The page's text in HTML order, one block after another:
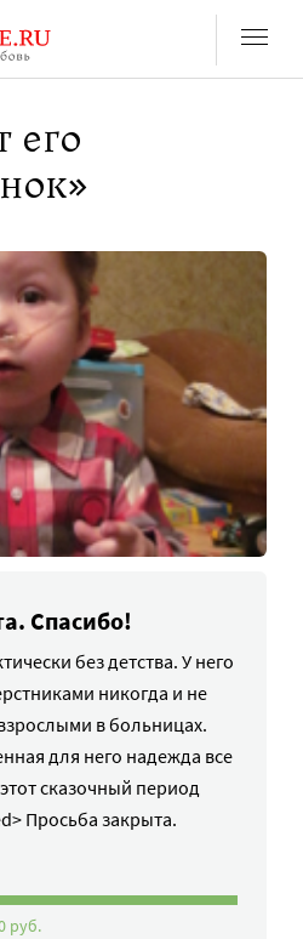
его
Спасибо!
без детства. У него
никогда и не
в больницах.
для него надежда все
сказочный период
Просьба закрыта.
руб.